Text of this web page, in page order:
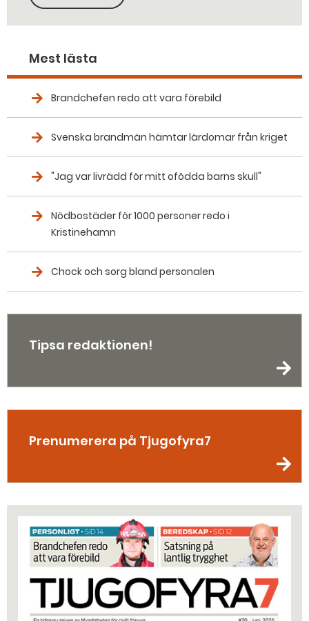
Mest lästa
Brandchefen redo att vara förebild
Svenska brandmän hämtar lärdomar från kriget
"Jag var livrädd för mitt ofödda barns skull"
Nödbostäder för 1000 personer redo i
Kristinehamn
Chock och sorg bland personalen
Tipsa redaktionen!
Prenumerera på Tjugofyra7